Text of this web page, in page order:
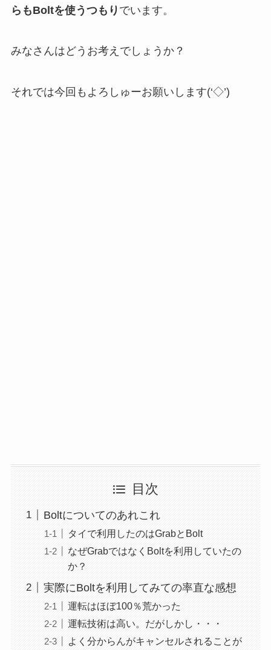
らもBoltを使うつもり でいます。
みなさんはどうお考えでしょうか？
それでは今回もよろしゅーお願いします(‘◇’)ゞ
目次
Boltについてのあれこれ
タイで利用したのはGrabとBolt
なぜGrabではなくBoltを利用していたの
か？
実際にBoltを利用してみての率直な感想
運転はほぼ100％荒かった
運転技術は高い。だがしかし・・・
よく分からんがキャンセルされることが